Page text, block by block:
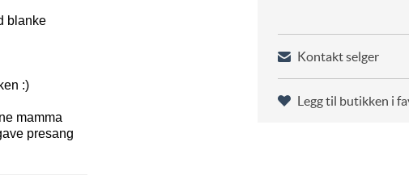
blanke
:)
mamma
presang
Kontakt selger
Legg til butikken i